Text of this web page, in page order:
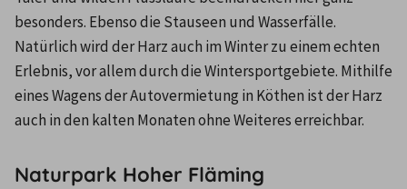
besonders. Ebenso die Stauseen und Wasserfälle.
Natürlich wird der Harz auch im Winter zu einem echten
Erlebnis, vor allem durch die Wintersportgebiete. Mithilfe
eines Wagens der Autovermietung in Köthen ist der Harz
auch in den kalten Monaten ohne Weiteres erreichbar.
Naturpark Hoher Fläming